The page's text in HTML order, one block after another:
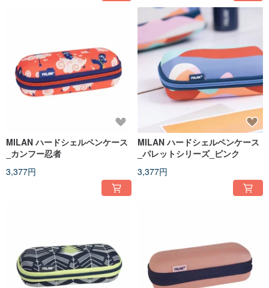
MILAN ハードシェルペンケース
_カンフー忍者
3,377円
MILAN ハードシェルペンケース
_パレットシリーズ_ピンク
3,377円